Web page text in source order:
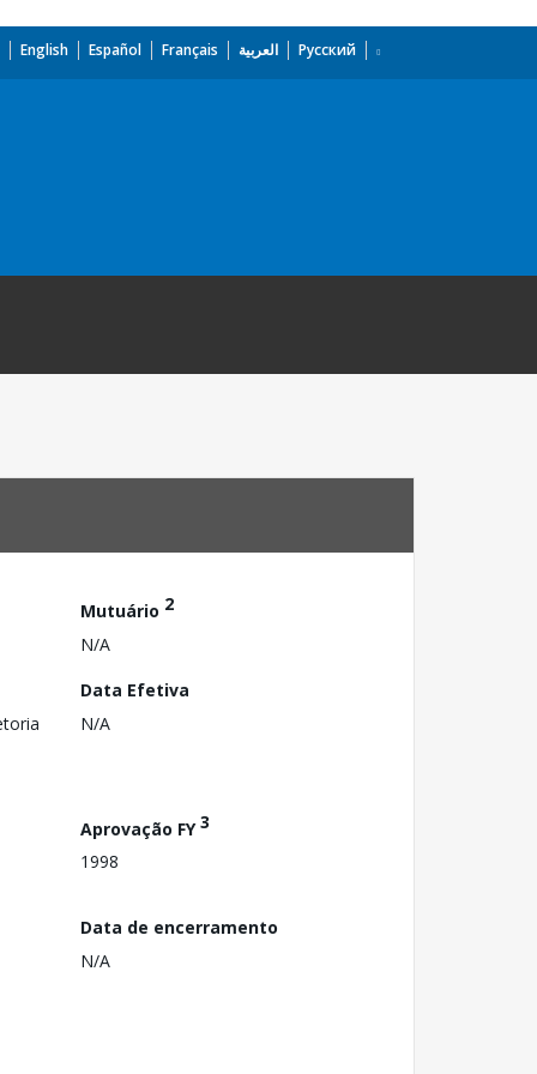
English Español Français العربية Русский
Mutuário 2
N/A
Data Efetiva
N/A
Aprovação FY3
1998
Data de encerramento
N/A